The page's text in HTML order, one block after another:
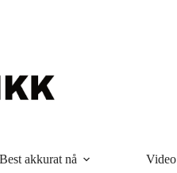
Best akkurat nå Video